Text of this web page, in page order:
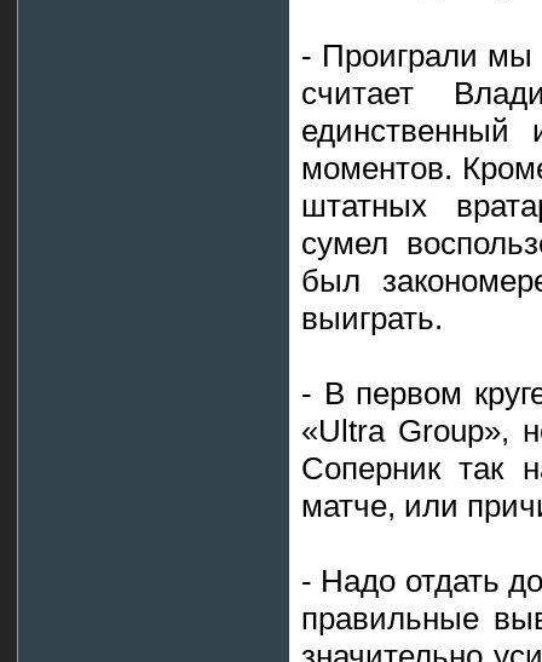
- Проиграли мы
считает
единственный
моментов.
штатных
сумел
был
выиграть.
- В первом
«Ultra Group»,
Соперник так
матче, или
- Надо отдать
правильные